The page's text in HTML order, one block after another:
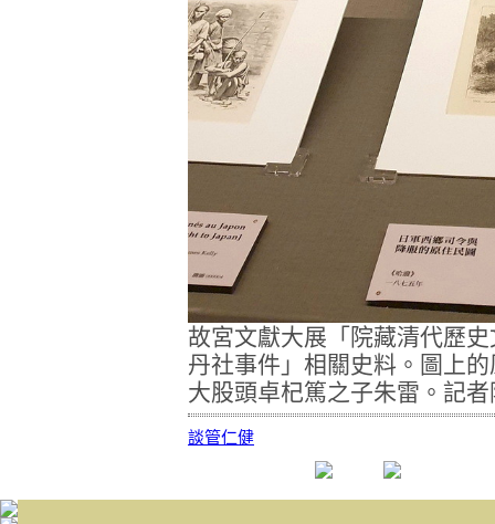
故宮文獻大展「院藏清代歷
丹社事件」相關史料。圖上
大股頭卓杞篤之子朱雷。記
談管仁健